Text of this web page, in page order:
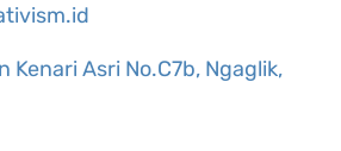
Kenari Asri No.C7b, Ngaglik,